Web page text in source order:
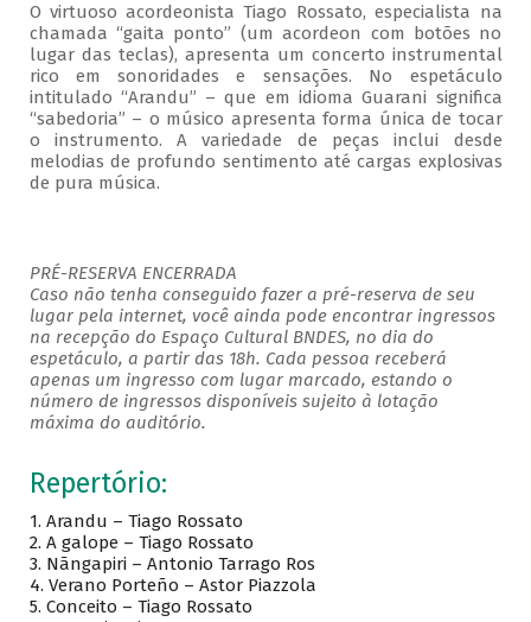
O virtuoso acordeonista Tiago Rossato, especialista na
chamada “gaita ponto” (um acordeon com botões no
lugar das teclas), apresenta um concerto instrumental
rico em sonoridades e sensações. No espetáculo
intitulado “Arandu” – que em idioma Guarani significa
“sabedoria” – o músico apresenta forma única de tocar
o instrumento. A variedade de peças inclui desde
melodias de profundo sentimento até cargas explosivas
de pura música.
PRÉ-RESERVA ENCERRADA
Caso não tenha conseguido fazer a pré-reserva de seu
lugar pela internet, você ainda pode encontrar ingressos
na recepção do Espaço Cultural BNDES, no dia do
espetáculo, a partir das 18h. Cada pessoa receberá
apenas um ingresso com lugar marcado, estando o
número de ingressos disponíveis sujeito à lotação
máxima do auditório.
Repertório:
1. Arandu – Tiago Rossato
2. A galope – Tiago Rossato
3. Nãngapiri – Antonio Tarrago Ros
4. Verano Porteño – Astor Piazzola
5. Conceito – Tiago Rossato